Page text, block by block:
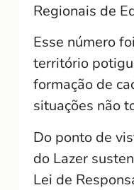
Regionais de
Esse número
território
formação de
situações não
Do ponto de
do Lazer
Lei de